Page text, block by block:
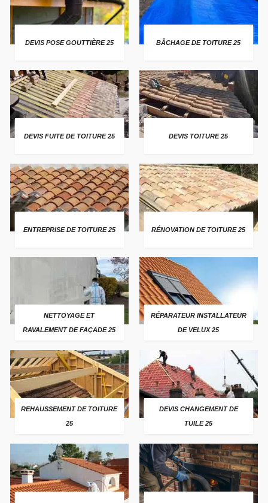
DEVIS POSE GOUTTIÈRE 25 BÂCHAGE DE TOITURE 25
DEVIS FUITE DE TOITURE 25 DEVIS TOITURE 25
ENTREPRISE DE TOITURE 25 RÉNOVATION DE TOITURE 25
NETTOYAGE ET
RAVALEMENT DE FAÇADE 25
RÉPARATEUR INSTALLATEUR
DE VELUX 25
REHAUSSEMENT DE TOITURE
25
DEVIS CHANGEMENT DE
TUILE 25